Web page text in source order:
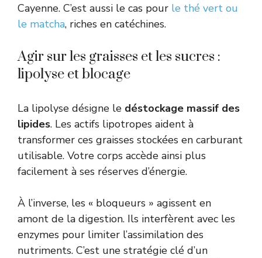
Cayenne. C’est aussi le cas pour le thé vert ou
le matcha, riches en catéchines.
Agir sur les graisses et les sucres :
lipolyse et blocage
La lipolyse désigne le déstockage massif des
lipides. Les actifs lipotropes aident à
transformer ces graisses stockées en carburant
utilisable. Votre corps accède ainsi plus
facilement à ses réserves d’énergie.
À l’inverse, les « bloqueurs » agissent en
amont de la digestion. Ils interfèrent avec les
enzymes pour limiter l’assimilation des
nutriments. C’est une stratégie clé d’un